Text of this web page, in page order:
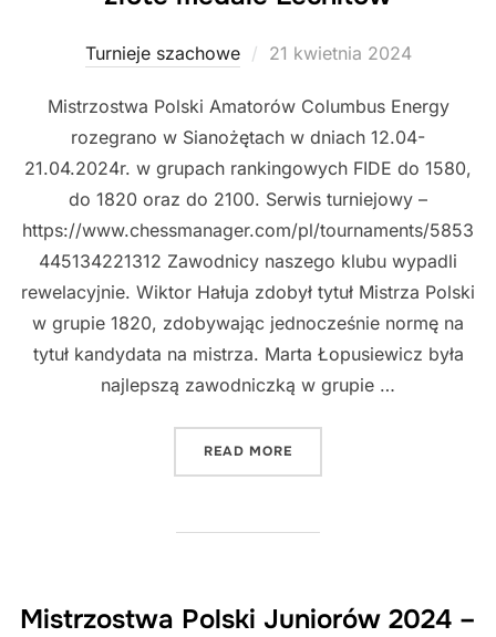
Turnieje szachowe
Posted
21 kwietnia 2024
Mistrzostwa Polski Amatorów Columbus Energy
rozegrano w Sianożętach w dniach 12.04-
21.04.2024r. w grupach rankingowych FIDE do 1580,
do 1820 oraz do 2100. Serwis turniejowy –
https://www.chessmanager.com/pl/tournaments/5853
445134221312 Zawodnicy naszego klubu wypadli
rewelacyjnie. Wiktor Hałuja zdobył tytuł Mistrza Polski
w grupie 1820, zdobywając jednocześnie normę na
tytuł kandydata na mistrza. Marta Łopusiewicz była
najlepszą zawodniczką w grupie …
READ MORE
Mistrzostwa Polski Juniorów 2024 –